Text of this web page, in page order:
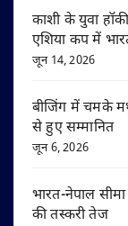
काशी के युवा
एशिया कप में
जून 14, 2026
बीजिंग में चमके
से हुए सम्मानित
जून 6, 2026
भारत-नेपाल
की तस्करी तेज